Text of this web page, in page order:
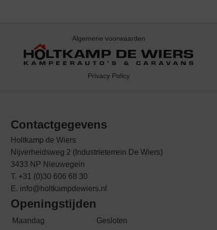
Algemene voorwaarden
Privacy Policy
Contactgegevens
Holtkamp de Wiers
Nijverheidsweg 2 (Industrieterrein De Wiers)
3433 NP Nieuwegein
T. +31 (0)30 606 68 30
E. info@holtkampdewiers.nl
Openingstijden
Maandag
Gesloten